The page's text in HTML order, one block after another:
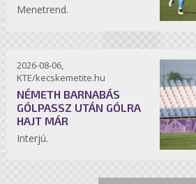
Menetrend.
2026-08-06,
KTE/kecskemetite.hu
NÉMETH BARNABÁS
GÓLPASSZ UTÁN GÓLRA
HAJT MÁR
Interjú.